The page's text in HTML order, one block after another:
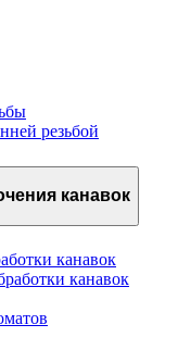
резьбой
канавок
канавок
канавок